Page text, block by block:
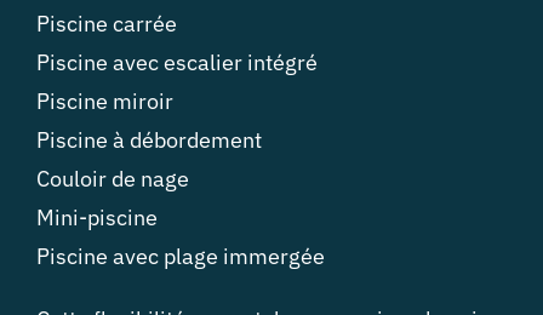
Piscine carrée
Piscine avec escalier intégré
Piscine miroir
Piscine à débordement
Couloir de nage
Mini-piscine
Piscine avec plage immergée